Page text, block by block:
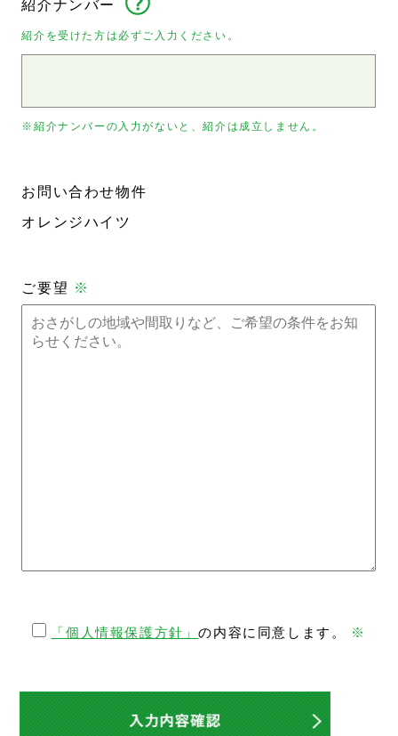
紹介ナンバー
紹介を受けた方は必ずご入力ください。
※紹介ナンバーの入力がないと、紹介は成立しません。
お問い合わせ物件
オレンジハイツ
ご要望 ※
「個人情報保護方針」の内容に同意します。 ※